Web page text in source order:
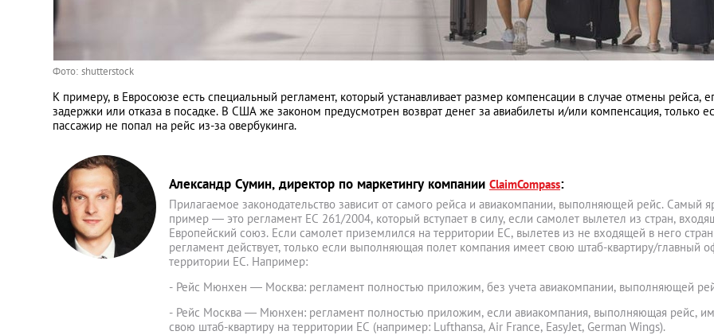
Фото: shutterstock
К примеру, в Евросоюзе есть специальный регламент, который устанавливает размер компенсации в случае отмены рейса,
задержки или отказа в посадке. В США же законом предусмотрен возврат денег за авиабилеты и/или компенсация, только
пассажир не попал на рейс из-за овербукинга.
Александр Сумин, директор по маркетингу компании ClaimCompass:
Прилагаемое законодательство зависит от самого рейса и авиакомпании, выполняющей рейс. Самый
пример — это регламент ЕС 261/2004, который вступает в силу, если самолет вылетел из стран,
Европейский союз. Если самолет приземлился на территории ЕС, вылетев из не входящей в него
регламент действует, только если выполняющая полет компания имеет свою штаб-квартиру/главный
территории ЕС. Например:
- Рейс Мюнхен — Москва: регламент полностью приложим, без учета авиакомпании, выполняющей
- Рейс Москва — Мюнхен: регламент полностью приложим, если авиакомпания, выполняющая рейс,
свою штаб-квартиру на территории ЕС (например: Lufthansa, Air France, EasyJet, German Wings).